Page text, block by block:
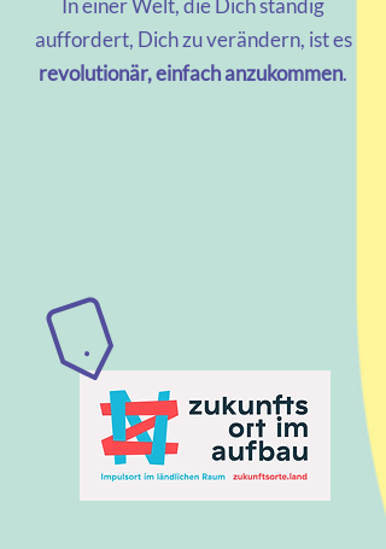
In einer Welt, die Dich ständig
auffordert, Dich zu verändern, ist es
revolutionär, einfach anzukommen.